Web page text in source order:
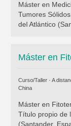
Máster en
Tumores
del Atlántico
Máster en
Curso/Taller · A
China
Máster en
Título propio de
(Santander,